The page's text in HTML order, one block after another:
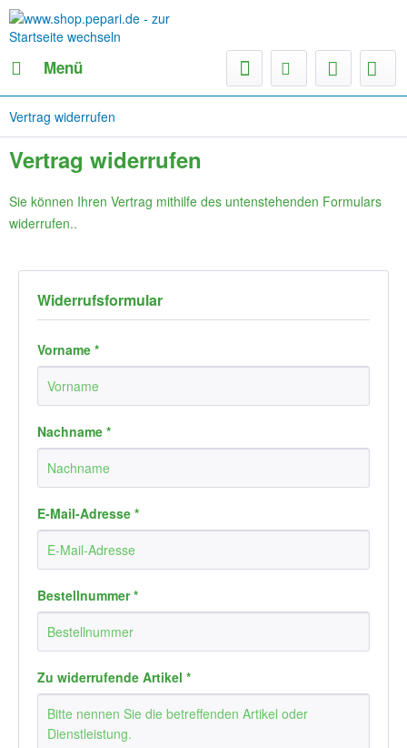
Menü
Vertrag widerrufen
Vertrag widerrufen
Sie können Ihren Vertrag mithilfe des untenstehenden Formulars
widerrufen..
Widerrufsformular
Vorname *
Nachname *
E-Mail-Adresse *
Bestellnummer *
Zu widerrufende Artikel *